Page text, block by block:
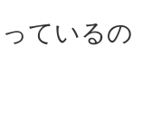
ているの